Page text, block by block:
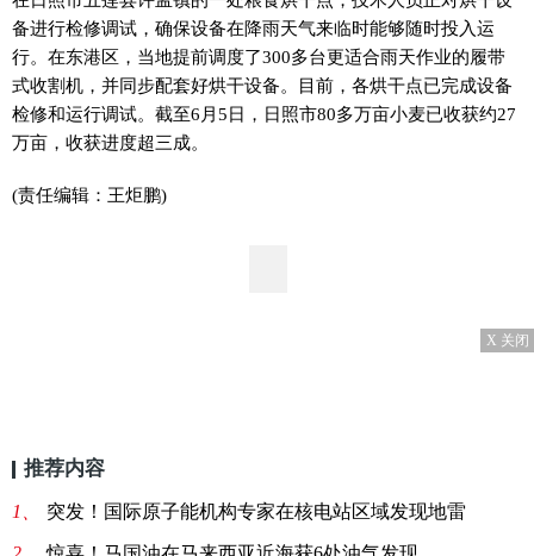
备进行检修调试，确保设备在降雨天气来临时能够随时投入运
行。在东港区，当地提前调度了300多台更适合雨天作业的履带
式收割机，并同步配套好烘干设备。目前，各烘干点已完成设备
检修和运行调试。截至6月5日，日照市80多万亩小麦已收获约27
万亩，收获进度超三成。
(责任编辑：王炬鹏)
X 关闭
推荐内容
1、 突发！国际原子能机构专家在核电站区域发现地雷